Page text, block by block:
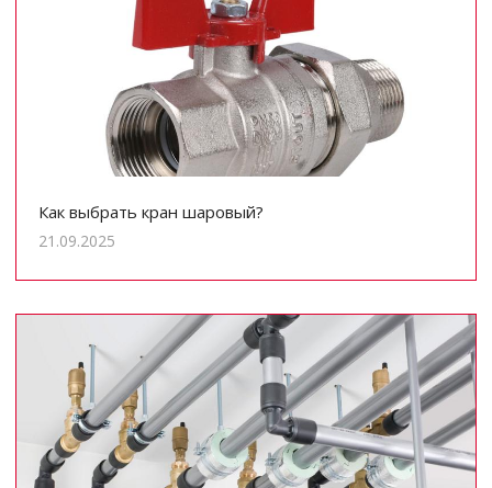
Как выбрать кран шаровый?
21.09.2025